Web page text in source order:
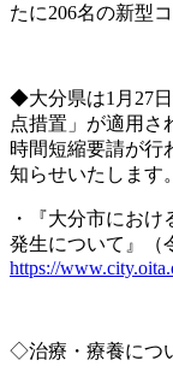
たに206名の新型
◆大分県は1 月 27日
点措置」が適用さ
時間短縮要請が行
知らせいたします。
・『大分市にお
発生について』（
https://
◇治療・療養につ